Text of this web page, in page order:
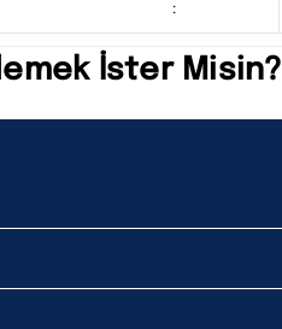
:
İster Misin?